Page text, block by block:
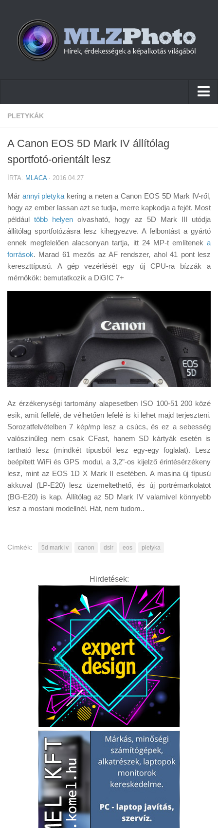
Hírek
Cikkek
Szoftver
Tanácsok
Érdekességek
Helyszíni Riport
E-BB
PLETYKÁK
A Canon EOS 5D Mark IV állítólag
sportfotó-orientált lesz
ÍRTA: MLACA· 2016.04.27
Már annyi pletyka kering a neten a Canon EOS 5D Mark IV-ről,
hogy az ember lassan azt se tudja, merre kapkodja a fejét. Most
példáultöbb helyen olvasható, hogy az 5D Mark III utódja
állítólag sportfotózásra lesz kihegyezve. A felbontást a gyártó
ennek megfelelően alacsonyan tartja, itt 24 MP-t említenek a
források. Marad 61 mezős az AF rendszer, ahol 41 pont lesz
kereszttípusú. A gép vezérlését egy új CPU-ra bízzák a
mérnökök: bemutatkozik a DiG!C 7+
Az érzékenységi tartomány alapesetben ISO 100-51 200 közé
esik, amit felfelé, de vélhetően lefelé is ki lehet majd terjeszteni.
Sorozatfelvételben 7 kép/mp lesz a csúcs, és ez a sebesség
valószínűleg nem csak CFast, hanem SD kártyák esetén is
tartható lesz (mindkét típusból lesz egy-egy foglalat). Lesz
beépített WiFi és GPS modul, a 3,2”-os kijelző érintésérzékeny
lesz, mint az EOS 1D X Mark II esetében. A masina új típusú
akkuval (LP-E20) lesz üzemeltethető, és új portrémarkolatot
(BG-E20) is kap. Állítólag az 5D Mark IV valamivel könnyebb
lesz a mostani modellnél. Hát, nem tudom..
Címkék: 5d mark iv canon dslr eos pletyka
Hirdetések: